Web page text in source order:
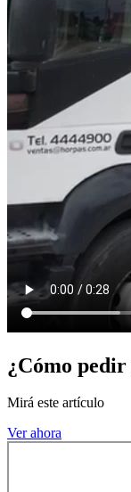
¿Cómo
Mirá este artículo
Ver ahora